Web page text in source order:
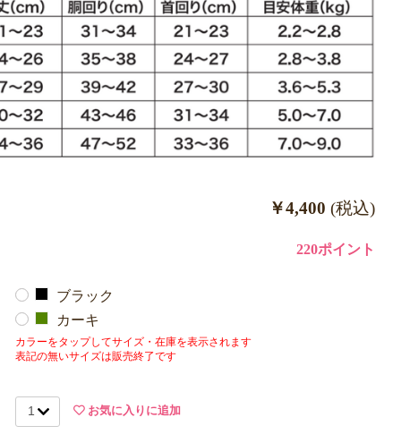
￥4,400 (税込)
220ポイント
ブラック
カーキ
カラーをタップしてサイズ・在庫を表示されます
表記の無いサイズは販売終了です
お気に入りに追加